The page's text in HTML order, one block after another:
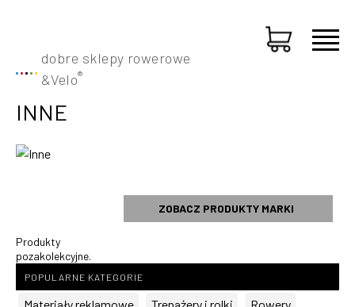
dobre sklepy rowerowe
&Velo®
INNE
Produkty
pozakolekcyjne.
ZOBACZ PRODUKTY MARKI
POPULARNE KATEGORIE